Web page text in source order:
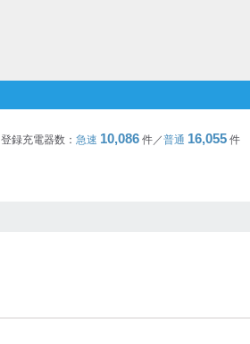
登録充電器数： 急速 10,086 件／普通 16,055 件